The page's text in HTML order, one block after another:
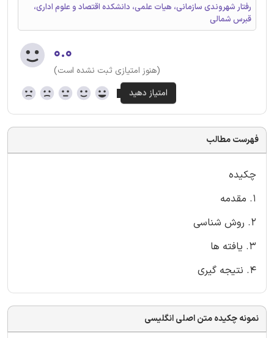
رفتار شهروندی سازمانی، هیات علمی، دانشکده اقتصاد و علوم اداری،
قبرس شمالی
۰.۰
(هنوز امتیازی ثبت نشده است)
فهرست مطالب
چکیده
1. مقدمه
2. روش شناسی
3. یافته ها
4. نتیجه گیری
نمونه چکیده متن اصلی انگلیسی